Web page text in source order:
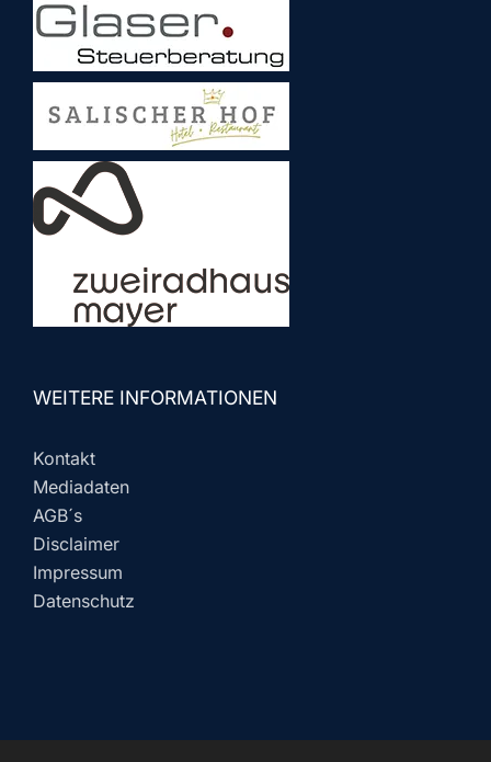
WEITERE INFORMATIONEN
Kontakt
Mediadaten
AGB´s
Disclaimer
Impressum
Datenschutz